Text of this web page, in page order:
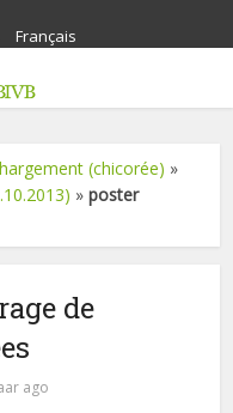
Français
(chicorée) »
»poster
de
ago